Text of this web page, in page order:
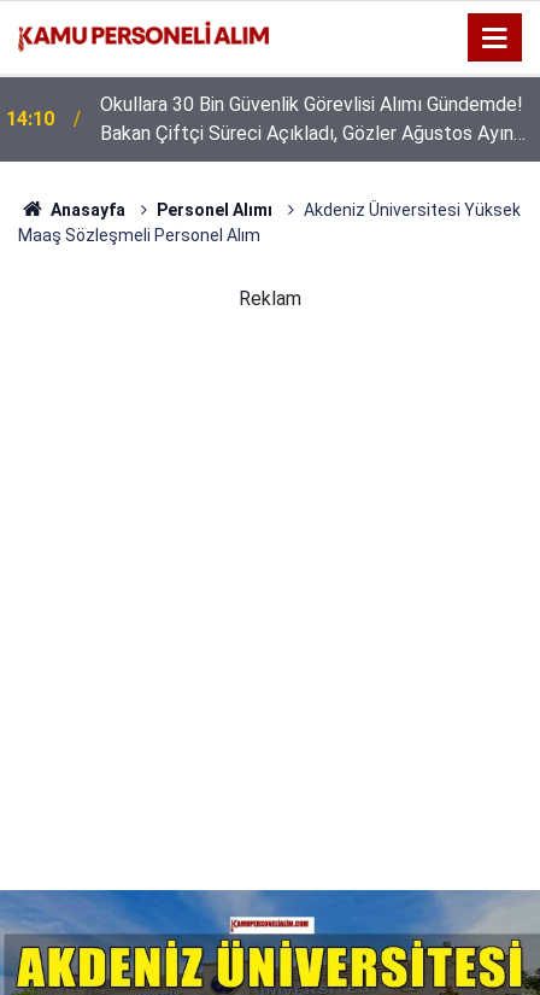
16:44
GSB 600 Personel Alımında Başvuru Süresi Doluyor:
Son Gün Yarın
Anasayfa Personel Alımı
Akdeniz Üniversitesi Yüksek
Maaş Sözleşmeli Personel Alım
Reklam